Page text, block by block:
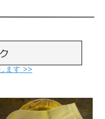
ます >>